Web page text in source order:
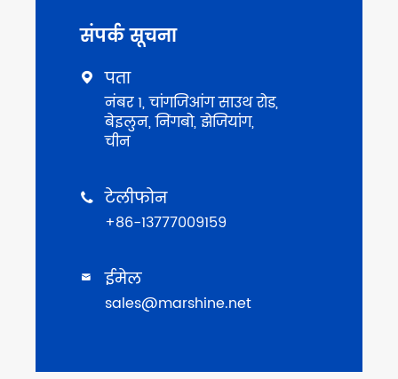
संपर्क सूचना
 पता
नंबर 1, चांगजिआंग साउथ रोड,
बेइलुन, निंगबो, झेजियांग,
चीन
 टेलीफोन
+86-13777009159
 ईमेल
sales@marshine.net